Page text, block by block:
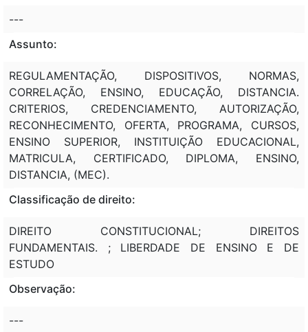
---
Assunto:
REGULAMENTAÇÃO, DISPOSITIVOS, NORMAS,
CORRELAÇÃO, ENSINO, EDUCAÇÃO, DISTANCIA.
CRITERIOS, CREDENCIAMENTO, AUTORIZAÇÃO,
RECONHECIMENTO, OFERTA, PROGRAMA, CURSOS,
ENSINO SUPERIOR, INSTITUIÇÃO EDUCACIONAL,
MATRICULA, CERTIFICADO, DIPLOMA, ENSINO,
DISTANCIA, (MEC).
Classificação de direito:
DIREITO CONSTITUCIONAL; DIREITOS
FUNDAMENTAIS. ; LIBERDADE DE ENSINO E DE
ESTUDO
Observação:
---